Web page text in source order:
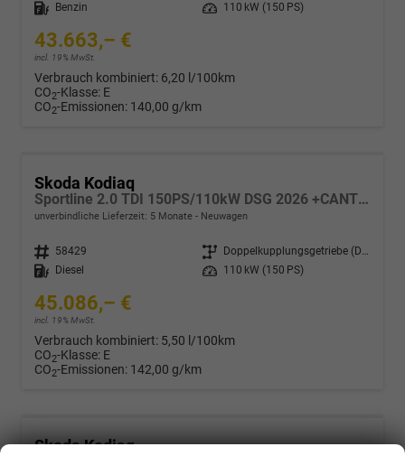
Kraftstoff
Benzin Leistung 110 kW (150 PS)
43.663,– €
incl. 19% MwSt.
Verbrauch kombiniert: 6,20 l/100km
CO2-Klasse: E
CO2-Emissionen: 140,00 g/km
Skoda Kodiaq
Sportline 2.0 TDI 150PS/110kW DSG 2026 +CANTON+CONVENIENCE PLUS+PERFORMANCE+AKUSTIK
unverbindliche Lieferzeit: 5 Monate Neuwagen
Fahrzeugnr. 58429 Getriebe
Doppelkupplungsgetriebe (DSG)
Kraftstoff
Diesel Leistung 110 kW (150 PS)
45.086,– €
incl. 19% MwSt.
Verbrauch kombiniert: 5,50 l/100km
CO2-Klasse: E
CO2-Emissionen: 142,00 g/km
Skoda Kodiaq